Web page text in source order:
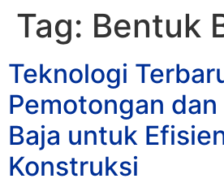
Tag: Bentuk
Teknologi
Pemotongan
Baja untuk
Konstruksi